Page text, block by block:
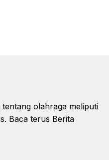
olahraga meliputi
Baca terus Berita